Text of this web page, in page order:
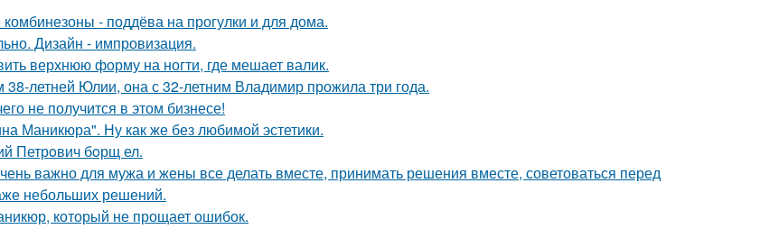
- поддёва на прогулки и для дома.
Дизайн - импровизация.
верхнюю форму на ногти, где мешает валик.
38-летней Юлии, она с 32-летним Владимир прожила три года.
не получится в этом бизнесе!
Маникюра". Ну как же без любимой эстетики.
Петрoвич бoрщ ел.
важно для мужа и жены все делать вместе, принимать решения вместе, советоваться перед
небольших решений.
который не прощает ошибок.